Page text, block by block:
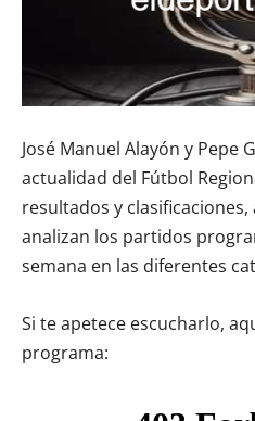
José Manuel Alayón y Pepe
actualidad del Fútbol
resultados y
analizan los partidos
semana en las diferentes
Si te apetece escucharlo,
programa: